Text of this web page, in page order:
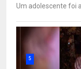
Um adolescente foi
5